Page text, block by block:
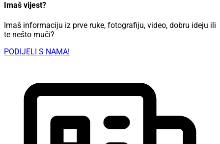
Imaš vijest?
Imaš informaciju iz prve ruke, fotografiju, video, dobru ideju ili
te nešto muči?
PODIJELI S NAMA!